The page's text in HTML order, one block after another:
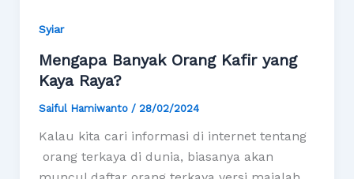
Syiar
Mengapa Banyak Orang Kafir yang
Kaya Raya?
Saiful Hamiwanto / 28/02/2024
Kalau kita cari informasi di internet tentang
orang terkaya di dunia, biasanya akan